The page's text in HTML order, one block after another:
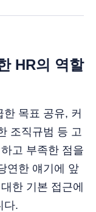
HR의 역할
목표 공유, 커
조직규범 등 고
고 부족한 점을
연한 얘기에 앞
한 기본 접근에
다.